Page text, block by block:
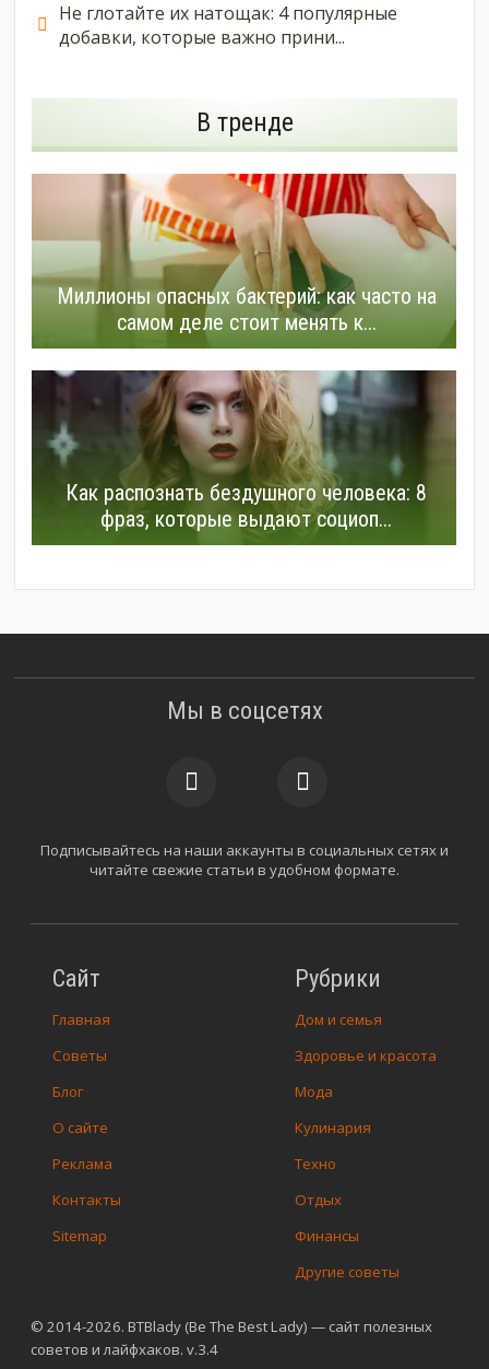
Не глотайте их натощак: 4 популярные
добавки, которые важно прини...
В тренде
Миллионы опасных бактерий: как часто на
самом деле стоит менять к...
Как распознать бездушного человека: 8
фраз, которые выдают социоп...
© 2014-2026. BTBlady (Be The Best Lady) — сайт полезных
советов и лайфхаков. v.3.4
Сайт
Главная
Советы
Блог
О сайте
Реклама
Контакты
Sitemap
Рубрики
Дом и семья
Здоровье и красота
Мода
Кулинария
Техно
Отдых
Финансы
Другие советы
Мы в соцсетях
Подписывайтесь на наши аккаунты в социальных сетях и
читайте свежие статьи в удобном формате.